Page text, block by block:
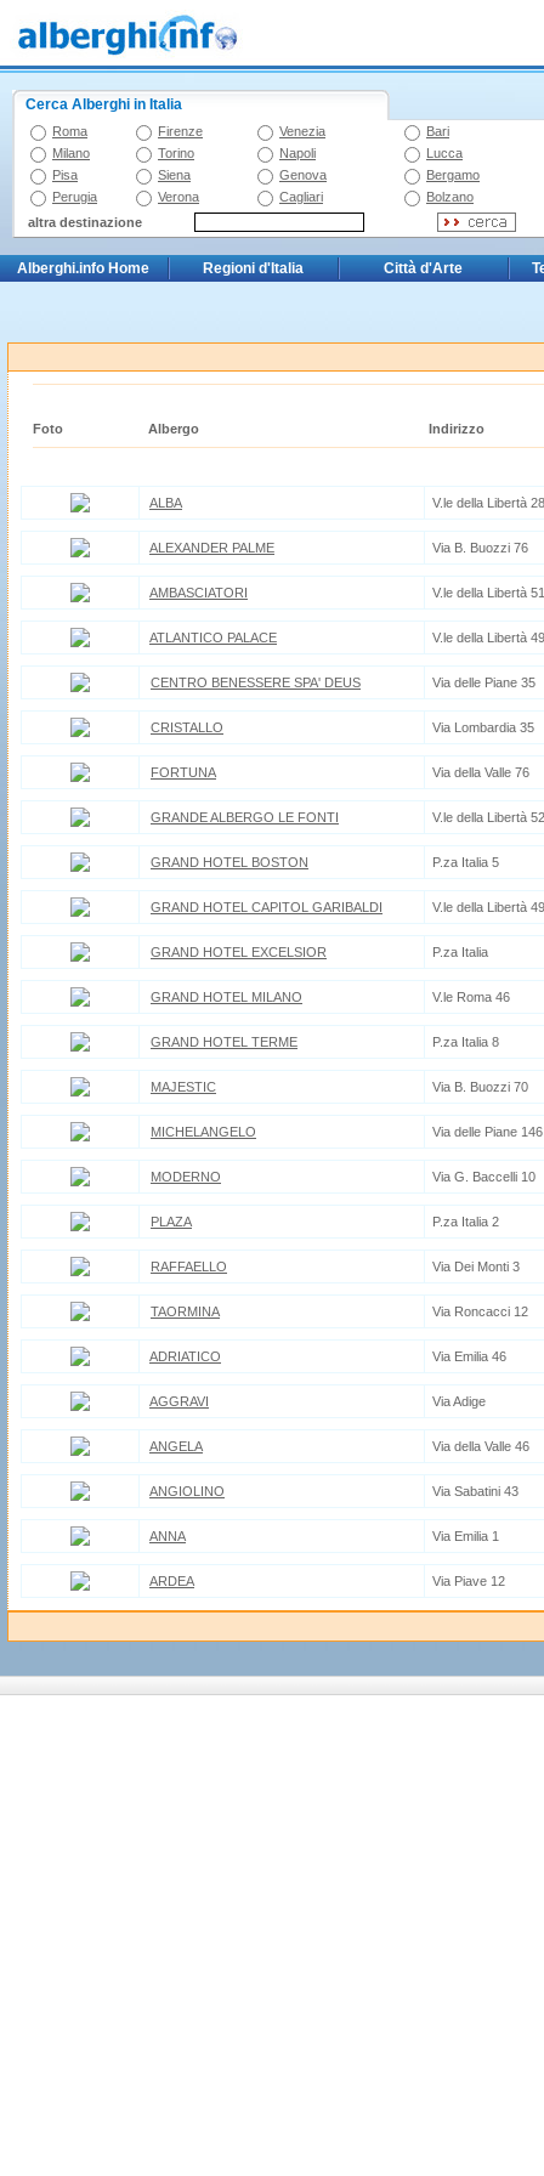
Cerca Alberghi in Italia
Roma Firenze Venezia
Bari
Milano
Torino Napoli
Lucca
Pisa
Siena Genova
Bergamo
Perugia
Verona Cagliari
Bolzano
altra destinazione
Alberghi.info Home Regioni d'Italia Città d'Arte
Foto Albergo Indirizzo
ALBA V.le della Libertà
ALEXANDER PALME Via B. Buozzi 76
AMBASCIATORI V.le della Libertà
ATLANTICO PALACE V.le della Libertà
CENTRO BENESSERE SPA' DEUS Via delle Piane 35
CRISTALLO Via Lombardia 35
FORTUNA Via della Valle 76
GRANDE ALBERGO LE FONTI V.le della Libertà
GRAND HOTEL BOSTON P.za Italia 5
GRAND HOTEL CAPITOL GARIBALDI V.le della Libertà
GRAND HOTEL EXCELSIOR P.za Italia
GRAND HOTEL MILANO V.le Roma 46
GRAND HOTEL TERME P.za Italia 8
MAJESTIC Via B. Buozzi 70
MICHELANGELO Via delle Piane 146
MODERNO Via G. Baccelli 10
PLAZA P.za Italia 2
RAFFAELLO Via Dei Monti 3
TAORMINA Via Roncacci 12
ADRIATICO Via Emilia 46
AGGRAVI Via Adige
ANGELA Via della Valle 46
ANGIOLINO Via Sabatini 43
ANNA Via Emilia 1
ARDEA Via Piave 12